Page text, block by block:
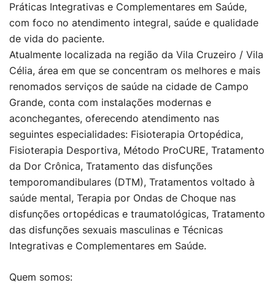
Práticas Integrativas e Complementares em Saúde,
com foco no atendimento integral, saúde e qualidade
de vida do paciente.
Atualmente localizada na região da Vila Cruzeiro / Vila
Célia, área em que se concentram os melhores e mais
renomados serviços de saúde na cidade de Campo
Grande, conta com instalações modernas e
aconchegantes, oferecendo atendimento nas
seguintes especialidades: Fisioterapia Ortopédica,
Fisioterapia Desportiva, Método ProCURE, Tratamento
da Dor Crônica, Tratamento das disfunções
temporomandibulares (DTM), Tratamentos voltado à
saúde mental, Terapia por Ondas de Choque nas
disfunções ortopédicas e traumatológicas, Tratamento
das disfunções sexuais masculinas e Técnicas
Integrativas e Complementares em Saúde.
Quem somos: